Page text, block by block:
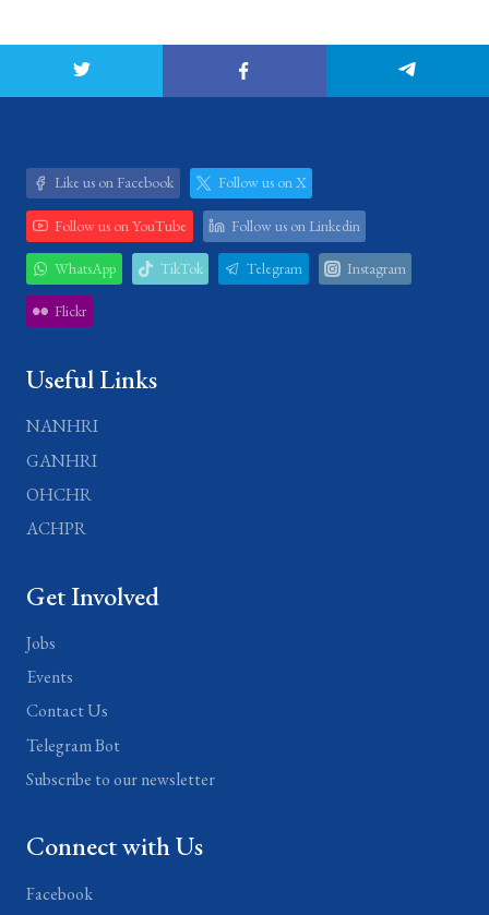
Like us on Facebook Follow us on X
Follow us on YouTube Follow us on Linkedin
WhatsApp TikTok Telegram Instagram
Flickr
Useful Links
NANHRI
GANHRI
OHCHR
ACHPR
Get Involved
Jobs
Events
Contact Us
Telegram Bot
Subscribe to our newsletter
Connect with Us
Facebook